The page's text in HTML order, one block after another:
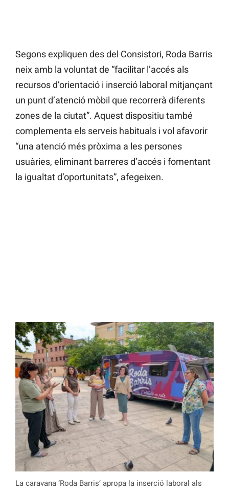
Segons expliquen des del Consistori, Roda Barris
neix amb la voluntat de “facilitar l’accés als
recursos d’orientació i inserció laboral mitjançant
un punt d’atenció mòbil que recorrerà diferents
zones de la ciutat”. Aquest dispositiu també
complementa els serveis habituals i vol afavorir
“una atenció més pròxima a les persones
usuàries, eliminant barreres d’accés i fomentant
la igualtat d’oportunitats”, afegeixen.
La caravana ‘Roda Barris’ apropa la inserció laboral als